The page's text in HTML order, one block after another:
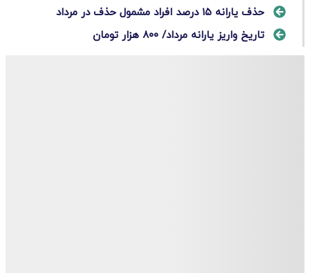
حذف یارانه ۱۵ درصد افراد مشمول حذف در مرداد
تاریخ واریز یارانه مرداد/ ۸۰۰ هزار تومان